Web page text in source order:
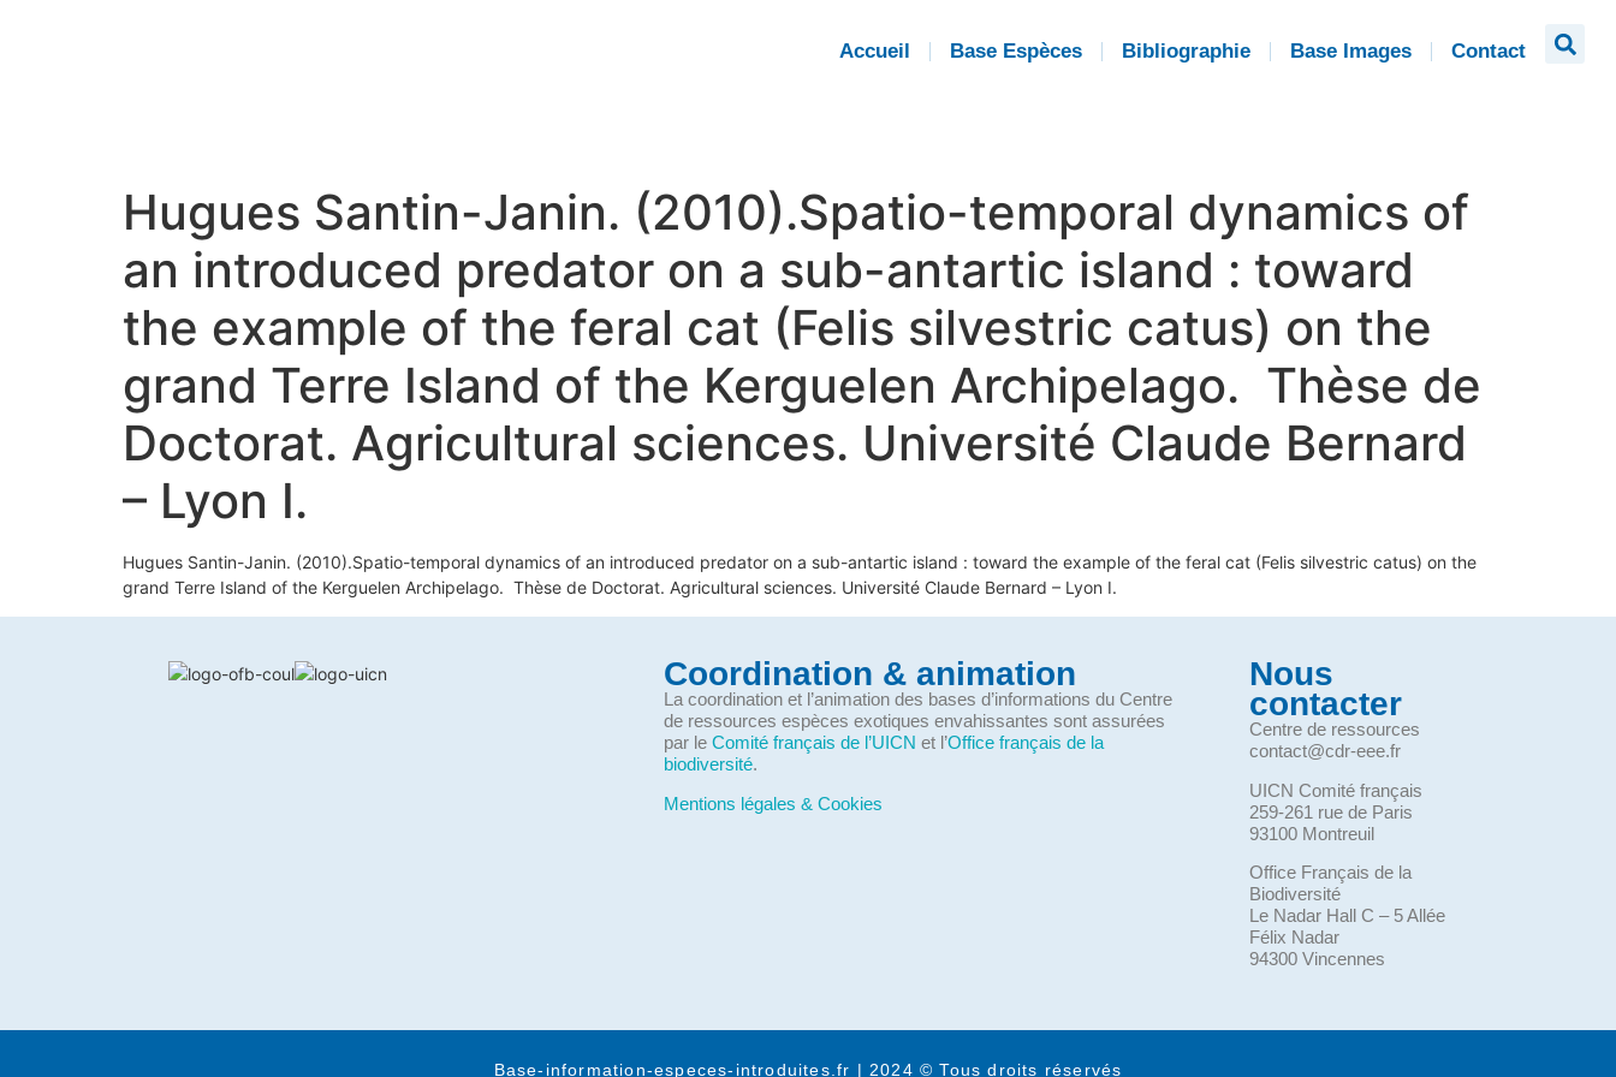
Accueil Base Espèces Bibliographie Base Images Contact
Hugues Santin-Janin. (2010).Spatio-temporal dynamics of
an introduced predator on a sub-antartic island : toward
the example of the feral cat (Felis silvestric catus) on the
grand Terre Island of the Kerguelen Archipelago. Thèse de
Doctorat. Agricultural sciences. Université Claude Bernard
– Lyon I.
Hugues Santin-Janin. (2010).Spatio-temporal dynamics of an introduced predator on a sub-antartic island : toward the example of the feral cat (Felis silvestric catus) on the
grand Terre Island of the Kerguelen Archipelago. Thèse de Doctorat. Agricultural sciences. Université Claude Bernard – Lyon I.
Coordination & animation
La coordination et l’animation des bases d’informations du Centre
de ressources espèces exotiques envahissantes sont assurées
par le Comité français de l’UICN et l’Office français de la
biodiversité.
Mentions légales & Cookies
Nous
contacter
Centre de ressources
contact@cdr-eee.fr
UICN Comité français
259-261 rue de Paris
93100 Montreuil
Office Français de la
Biodiversité
Le Nadar Hall C – 5 Allée
Félix Nadar
94300 Vincennes
Base-information-especes-introduites.fr | 2024 © Tous droits réservés